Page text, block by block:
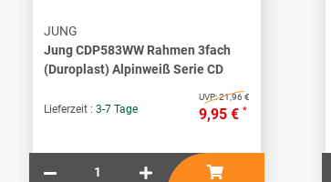
JUNG
Jung CDP583WW Rahmen 3fach
(Duroplast) Alpinweiß Serie CD
Lieferzeit : 3-7 Tage
UVP:21,96 €
9,95 € *